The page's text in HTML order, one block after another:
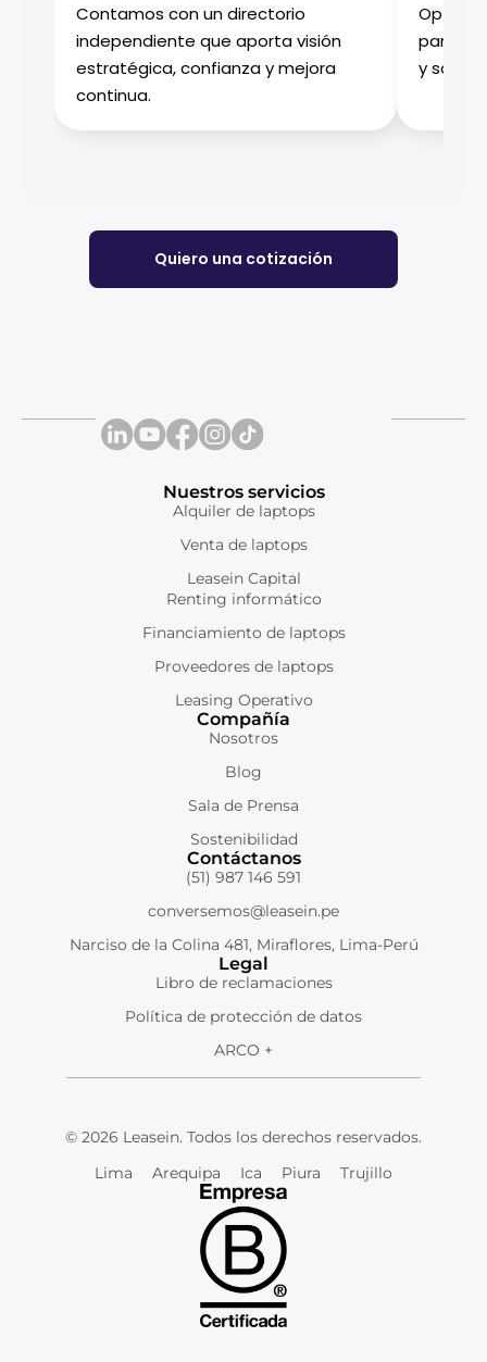
Contamos con un directorio
independiente que aporta visión
estratégica, confianza y mejora
continua.
para
y
Quiero una cotización
Nuestros servicios
Alquiler de laptops
Venta de laptops
Leasein Capital
Renting informático
Financiamiento de laptops
Proveedores de laptops
Leasing Operativo
Compañía
Nosotros
Blog
Sala de Prensa
Sostenibilidad
Contáctanos
(51) 987 146 591
conversemos@leasein.pe
Narciso de la Colina 481, Miraflores, Lima-Perú
Legal
Libro de reclamaciones
Política de protección de datos
ARCO +
© 2026 Leasein. Todos los derechos reservados.
Lima
Arequipa Ica Piura Trujillo